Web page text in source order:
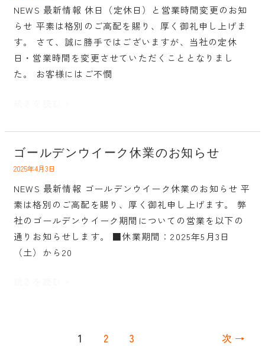
NEWS 最新情報 休日（定休日）と営業時間変更のお知
らせ 平素は格別のご高配を賜り、厚く御礼申し上げま
す。 さて、誠に勝手ではございますが、当社の定休
日・営業時間を変更させていただくこととなりまし
た。 お客様にはご不憫
休
日）
と
営
業
更
の
お
ら
せ
ゴールデンウイーク休業のお知らせ
2025年4月3日
NEWS 最新情報 ゴールデンウイーク休業のお知らせ 平
素は格別のご高配を賜り、厚く御礼申し上げます。 弊
社のゴールデンウイーク期間についての営業を以下の
通りお知らせします。 ■休業期間：2025年5月3日
（土）から20
ゴ
ー
ル
デ
ン
ウ
イ
1 2 3 次 →